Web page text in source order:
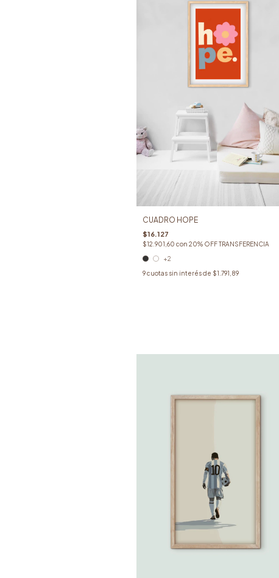
CUADRO HOPE
$16.127
$12.901,60 con 20% OFF TRANSFERENCIA
+2
9cuotas sin interés de $1.791,89